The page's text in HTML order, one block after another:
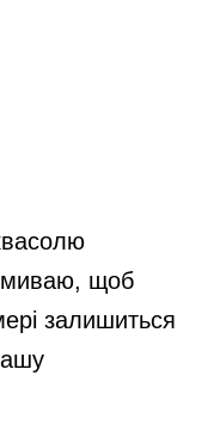
щоб
залишиться